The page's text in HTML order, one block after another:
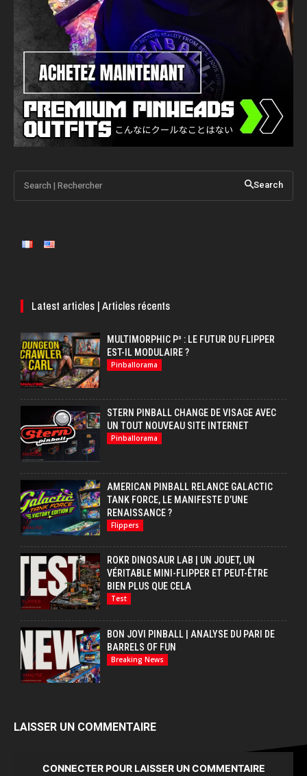
Search | Rechercher Search
Latest articles | Articles récents
MULTIMORPHIC P³ : LE FUTUR DU FLIPPER
EST-IL MODULAIRE ?
Pinballorama
STERN PINBALL CHANGE DE VISAGE AVEC
UN TOUT NOUVEAU SITE INTERNET
Pinballorama
AMERICAN PINBALL RELANCE GALACTIC
TANK FORCE, LE MANIFESTE D’UNE
RENAISSANCE ?
Flippers
ROKR DINOSAUR LAB | UN JOUET, UN
VÉRITABLE MINI-FLIPPER ET PEUT-ÊTRE
BIEN PLUS QUE CELA
Test
BON JOVI PINBALL | ANALYSE DU PARI DE
BARRELS OF FUN
Breaking News
LAISSER UN COMMENTAIRE
CONNECTER POUR LAISSER UN COMMENTAIRE